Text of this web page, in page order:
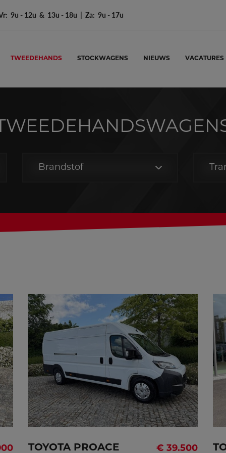
9u - 12u & 13u - 18u | Za: 9u - 17u
TWEEDEHANDS STOCKWAGENS NIEUWS VACATURES
Brandstof
TOYOTA PROACE € 39.500
COMFORT HEAVY 3.5HT
Waarborg 106 maanden
Deuren 5